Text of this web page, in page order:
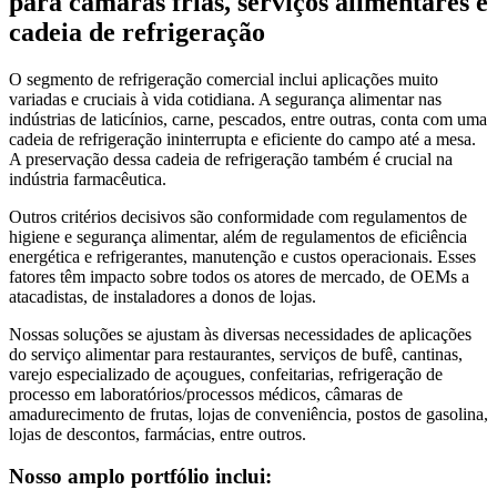
cadeia de refrigeração
O segmento de refrigeração comercial inclui aplicações muito
variadas e cruciais à vida cotidiana. A segurança alimentar nas
indústrias de laticínios, carne, pescados, entre outras, conta com uma
cadeia de refrigeração ininterrupta e eficiente do campo até a mesa.
A preservação dessa cadeia de refrigeração também é crucial na
indústria farmacêutica.
Outros critérios decisivos são conformidade com regulamentos de
higiene e segurança alimentar, além de regulamentos de eficiência
energética e refrigerantes, manutenção e custos operacionais. Esses
fatores têm impacto sobre todos os atores de mercado, de OEMs a
atacadistas, de instaladores a donos de lojas.
Nossas soluções se ajustam às diversas necessidades de aplicações
do serviço alimentar para restaurantes, serviços de bufê, cantinas,
varejo especializado de açougues, confeitarias, refrigeração de
processo em laboratórios/processos médicos, câmaras de
amadurecimento de frutas, lojas de conveniência, postos de gasolina,
lojas de descontos, farmácias, entre outros.
Nosso amplo portfólio inclui: